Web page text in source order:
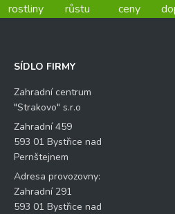
rostliny
růstu
ceny
SÍDLO FIRMY
Zahradní centrum
"Strakovo" s.r.o
Zahradní 459
593 01 Bystřice nad
Pernštejnem
Adresa provozovny:
Zahradní 291
593 01 Bystřice nad